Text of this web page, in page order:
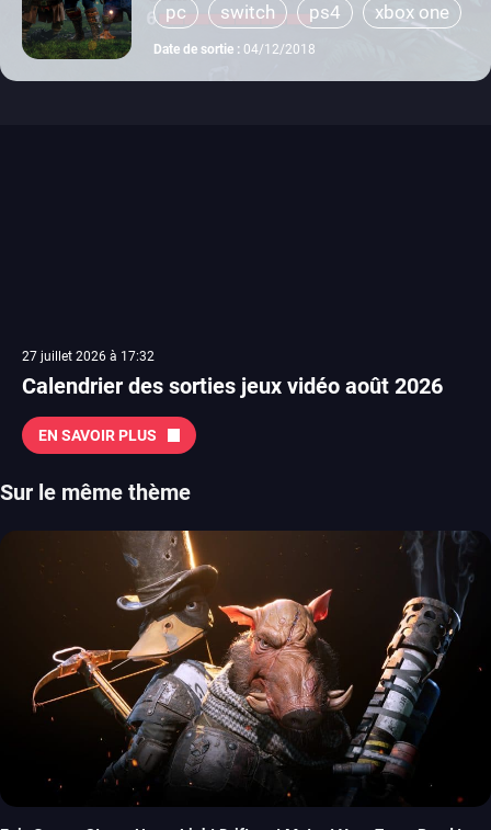
pc switch ps4 xbox one
Date de sortie : 04/12/2018
27 juillet 2026 à 17:32
Calendrier des sorties jeux vidéo août 2026
EN SAVOIR PLUS
Sur le même thème